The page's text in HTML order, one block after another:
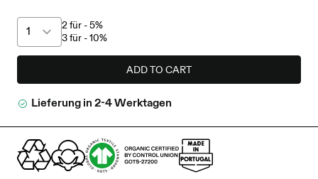
2 für - 5%
3 für - 10%
ADD TO CART
Lieferung in 2-4 Werktagen